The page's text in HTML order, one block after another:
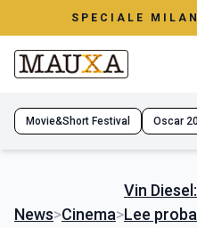
SPECIALE
Movie&Short Festival Oscar
News>Cinema>
Vin
Lee